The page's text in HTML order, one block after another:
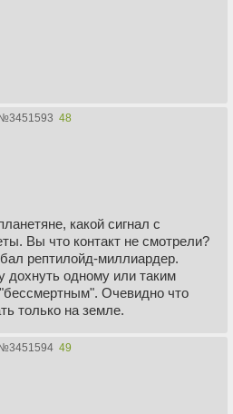
№3451593 48
какой сигнал с
Вы что контакт не смотрели?
рептилойд-миллиардер.
одному или таким
Очевидно что
только на земле.
3451594 49